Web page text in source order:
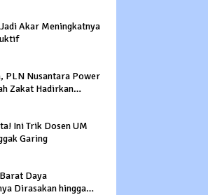
Akar Meningkatnya
PLN Nusantara Power
Zakat Hadirkan
Ini Trik Dosen UM
Garing
Daya
Dirasakan hingga